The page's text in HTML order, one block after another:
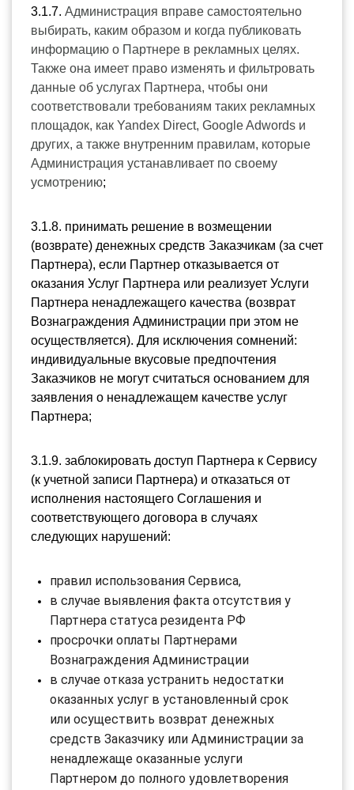
3.1.7. Администрация вправе самостоятельно
выбирать, каким образом и когда публиковать
информацию о Партнере в рекламных целях.
Также она имеет право изменять и фильтровать
данные об услугах Партнера, чтобы они
соответствовали требованиям таких рекламных
площадок, как Yandex Direct, Google Adwords и
других, а также внутренним правилам, которые
Администрация устанавливает по своему
усмотрению;
3.1.8. принимать решение в возмещении
(возврате) денежных средств Заказчикам (за счет
Партнера), если Партнер отказывается от
оказания Услуг Партнера или реализует Услуги
Партнера ненадлежащего качества (возврат
Вознаграждения Администрации при этом не
осуществляется). Для исключения сомнений:
индивидуальные вкусовые предпочтения
Заказчиков не могут считаться основанием для
заявления о ненадлежащем качестве услуг
Партнера;
3.1.9. заблокировать доступ Партнера к Сервису
(к учетной записи Партнера) и отказаться от
исполнения настоящего Соглашения и
соответствующего договора в случаях
следующих нарушений:
правил использования Сервиса,
в случае выявления факта отсутствия у
Партнера статуса резидента РФ
просрочки оплаты Партнерами
Вознаграждения Администрации
в случае отказа устранить недостатки
оказанных услуг в установленный срок
или осуществить возврат денежных
средств Заказчику или Администрации за
ненадлежаще оказанные услуги
Партнером до полного удовлетворения